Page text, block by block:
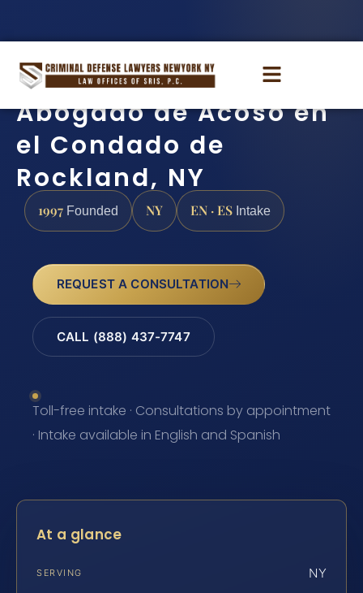
Abogado de Acoso en
el Condado de
Rockland, NY
1997 Founded NY EN · ES Intake
REQUEST A CONSULTATION
CALL (888) 437-7747
Toll-free intake · Consultations by appointment
· Intake available in English and Spanish
At a glance
SERVING NY